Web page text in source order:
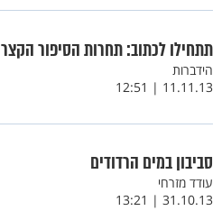
תתחילו לכתוב: תחרות הסיפור הקצר
הידברות
11.11.13 | 12:51
סביבון במים הרדודים
עודד מזרחי
31.10.13 | 13:21